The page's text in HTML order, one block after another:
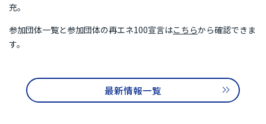
補助金などのお知らせ
充。
参加団体一覧と参加団体の再エネ100宣言はこちらから確認できま
す。
最新情報一覧